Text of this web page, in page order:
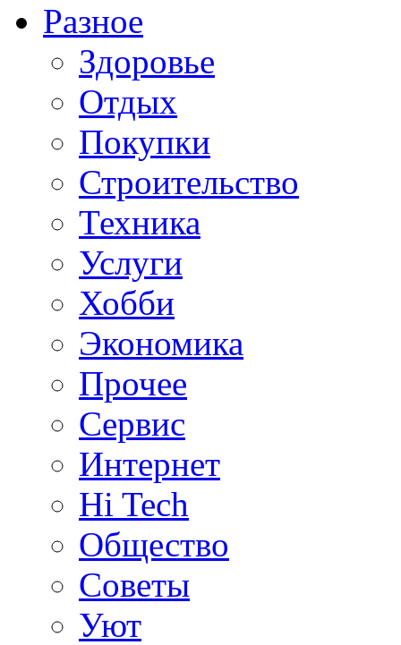
Разное
Здоровье
Отдых
Покупки
Строительство
Техника
Услуги
Хобби
Экономика
Прочее
Сервис
Интернет
Hi Tech
Общество
Советы
Уют